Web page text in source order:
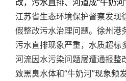
江苏省生态环境保护督察发现
假整改污水治理问题。徐州港
污水直排现象严重，水质超标
河流因水污染问题屡遭通报整
致黑臭水体和“牛奶河”现象频